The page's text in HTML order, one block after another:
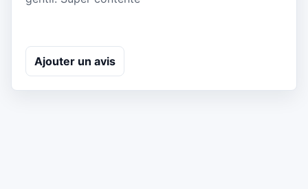
Ajouter un avis